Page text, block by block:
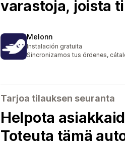
varastoja, joista
Melonn
Instalación gratuita
Sincronizamos tus órdenes,
Tarjoa tilauksen seuranta
Helpota
Toteuta tämä